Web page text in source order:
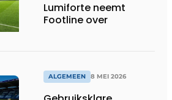
Lumiforte neemt
Footline over
ALGEMEEN 8 MEI 2026